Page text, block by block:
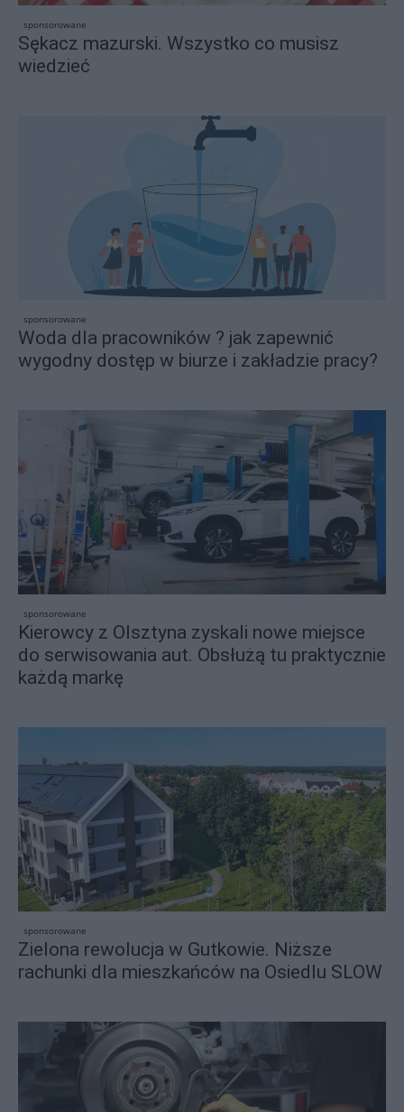
sponsorowane
Sękacz mazurski. Wszystko co musisz
wiedzieć
sponsorowane
Woda dla pracowników ? jak zapewnić
wygodny dostęp w biurze i zakładzie pracy?
sponsorowane
Kierowcy z Olsztyna zyskali nowe miejsce
do serwisowania aut. Obsłużą tu praktycznie
każdą markę
sponsorowane
Zielona rewolucja w Gutkowie. Niższe
rachunki dla mieszkańców na Osiedlu SLOW